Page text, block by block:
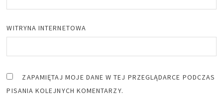
WITRYNA INTERNETOWA
ZAPAMIĘTAJ MOJE DANE W TEJ PRZEGLĄDARCE PODCZAS
PISANIA KOLEJNYCH KOMENTARZY.